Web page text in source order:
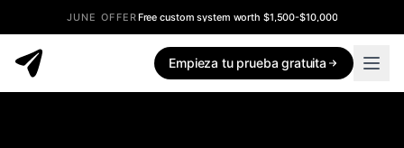
JUNE OFFERFree custom system worth $1,500-$10,000
Empieza tu prueba gratuita